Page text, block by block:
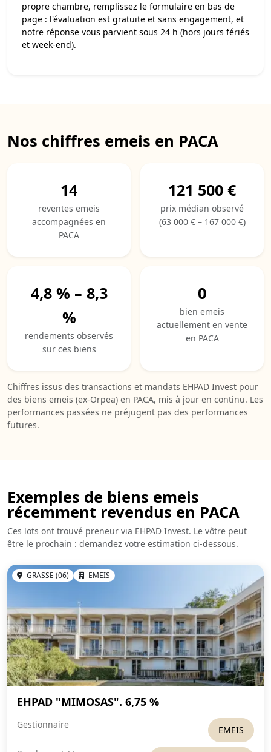
propre chambre, remplissez le formulaire en bas de
page : l'évaluation est gratuite et sans engagement, et
notre réponse vous parvient sous 24 h (hors jours fériés
et week-end).
Nos chiffres emeis en PACA
14
reventes emeis
accompagnées en
PACA
121 500 €
prix médian observé
(63 000 € – 167 000 €)
4,8 % – 8,3
%
rendements observés
sur ces biens
0
bien emeis
actuellement en vente
en PACA
Chiffres issus des transactions et mandats EHPAD Invest pour
des biens emeis (ex-Orpea) en PACA, mis à jour en continu. Les
performances passées ne préjugent pas des performances
futures.
Exemples de biens emeis
récemment revendus en PACA
Ces lots ont trouvé preneur via EHPAD Invest. Le vôtre peut
être le prochain : demandez votre estimation ci-dessous.
GRASSE (06) EMEIS
EHPAD "MIMOSAS". 6,75 %
Gestionnaire EMEIS